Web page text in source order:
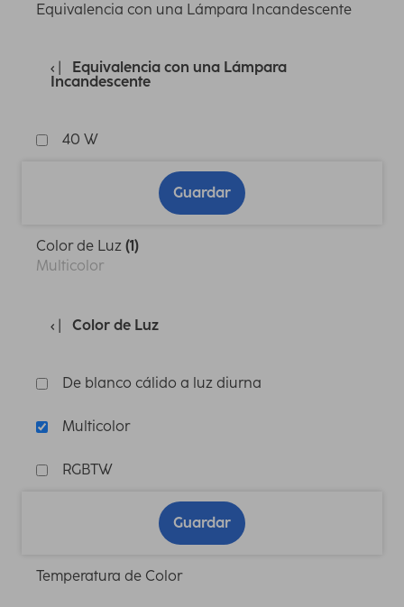
Equivalencia con una Lámpara Incandescente
Equivalencia con una Lámpara
Incandescente
40 W
Guardar
Color de Luz (1)
Multicolor
Color de Luz
De blanco cálido a luz diurna
Multicolor
RGBTW
Guardar
Temperatura de Color